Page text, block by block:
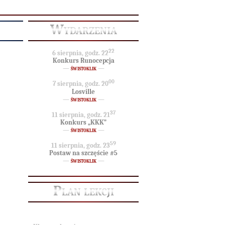
Wydarzenia
6 sierpnia, godz. 2222
Konkurs Runocepcja
— świstoklik—
7 sierpnia, godz. 2000
Losville
— świstoklik—
11 sierpnia, godz. 2137
Konkurs „KKK”
— świstoklik—
11 sierpnia, godz. 2359
Postaw na szczęście #5
— świstoklik—
Plan lekcji